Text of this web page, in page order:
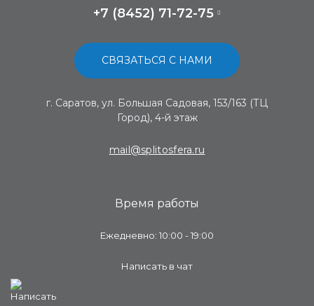
+7 (8452) 71-72-75
СВЯЗАТЬСЯ С НАМИ
г. Саратов, ул. Большая Садовая, 153/163 (ТЦ
Город), 4-й этаж
mail@splitosfera.ru
Время работы
Ежедневно: 10:00 - 19:00
Написать в чат